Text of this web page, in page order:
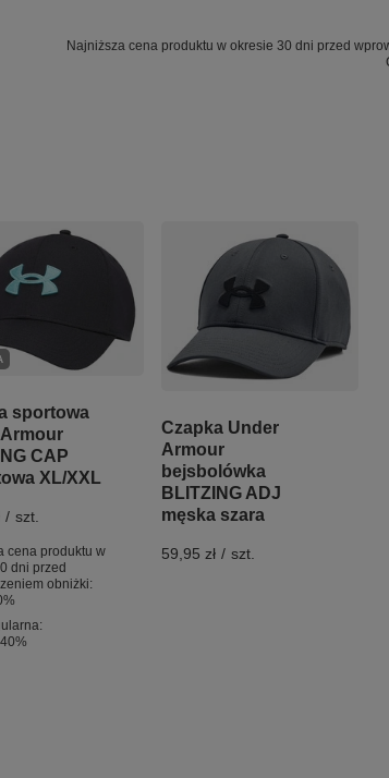
Najniższa cena produktu w okresie 30 dni przed
sportowa
CAP
XL/XXL
/ szt.
cena produktu w
dni przed
obniżki:
Czapka Under
Armour
bejsbolówka
BLITZING ADJ
męska szara
59,95 zł / szt.